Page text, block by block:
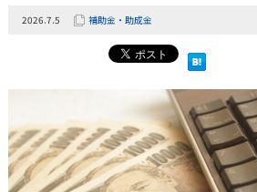
2026.7.5 補助金・助成金